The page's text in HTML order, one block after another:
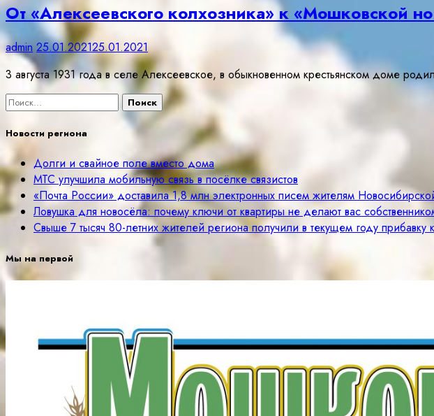
От «Алексеевского колхозника» к «Мошковской
admin 25.01.202125.01.2021
3 августа 1931 года в селе Алексеевское, в обыкновенном крестьянском доме
Найти:
Новости региона
Долги и свайное поле вместо дома
МТС улучшила мобильную связь в посёлке связистов
«Почта России» доставила 1,8 млн электронных писем жителям
Ловушка для новосёла: почему ключи от квартиры не делают вас
Свыше 7 тысяч 80-летних жителей региона получили в текущем году
Мы на первой